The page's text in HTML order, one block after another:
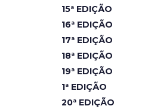
15ª EDIÇÃO
16ª EDIÇÃO
17ª EDIÇÃO
18ª EDIÇÃO
19ª EDIÇÃO
1ª EDIÇÃO
20ª EDIÇÃO